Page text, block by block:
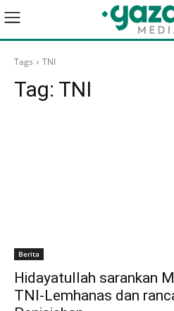
Tags TNI
Tag: TNI
Berita
Hidayatullah sarankan
TNI-Lemhanas dan